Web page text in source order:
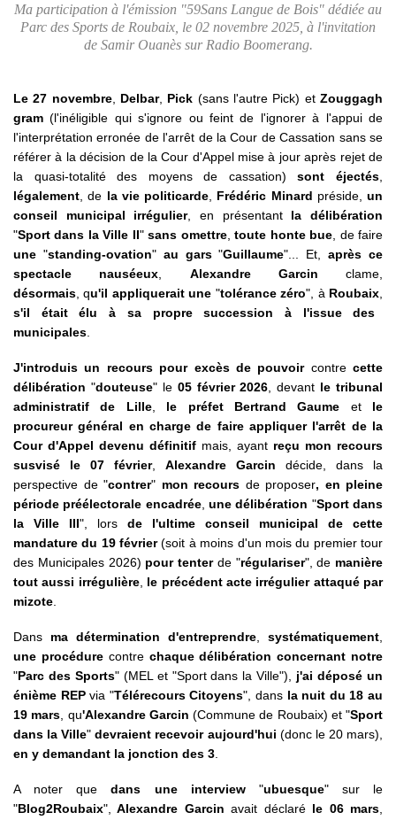
Ma participation à l'émission "59Sans Langue de Bois" dédiée au
Parc des Sports de Roubaix, le 02 novembre 2025, à l'invitation
de Samir Ouanès sur Radio Boomerang.
Le 27 novembre, Delbar, Pick (sans l'autre Pick) etZouggagh
gram (l'inéligible qui s'ignore ou feint de l'ignorer à l'appui de
l'interprétation erronée de l'arrêt de la Cour de Cassation sans se
référer à la décision de la Cour d'Appel mise à jour après rejet de
la quasi-totalité des moyens de cassation)sont éjectés
légalement , de la vie politicarde Frédéric Minard préside, un
conseil municipal irrégulier, en présentant la délibération
"Sport dans la Ville II"sans omettre,toute honte bue , de faire
une "standing-ovation" au gars"Guillaume"... Et,après ce
spectacle nauséeux
Alexandre Garcin clame,
désormais , qu'il appliquerait une "tolérance zéro", à Roubaix
s'il était élu à sa propre succession à l'issue des
municipales
J'introduis un recours pour excès de pouvoircontre cette
délibération "douteuse" le 05 février 2026 , devant le tribunal
administratif de Lille, le préfet Bertrand Gaume et le
procureur général en charge de faire appliquer l'arrêt de la
Cour d'Appel devenu définitif mais, ayant reçu mon recours
susvisé le 07 février, Alexandre Garcin décide, dans la
perspective de "contrer" mon recours de proposer, en pleine
période préélectorale encadrée, une délibération "Sport dans
la Ville III", lors de l'ultime conseil municipal de cette
mandature du 19 février(soit à moins d'un mois du premier tour
des Municipales 2026) pour tenter de "régulariser", de manière
tout aussi irrégulière, le précédent acte irrégulier attaqué par
mizote
Dans ma détermination d'entreprendre systématiquement
une procédurecontre chaque délibération concernant notre
"Parc des Sports" (MEL et "Sport dans la Ville"), j'ai déposé un
énième REPvia "Télérecours Citoyens", dans la nuit du 18 au
19 mars , qu'Alexandre Garcin (Commune de Roubaix) et "Sport
dans la Ville"devraient recevoir aujourd'hui (donc le 20 mars),
en y demandant la jonction des 3
A noter quedans une interview"ubuesque" sur le
"Blog2Roubaix", Alexandre Garcin avait déclaré le 06 mars